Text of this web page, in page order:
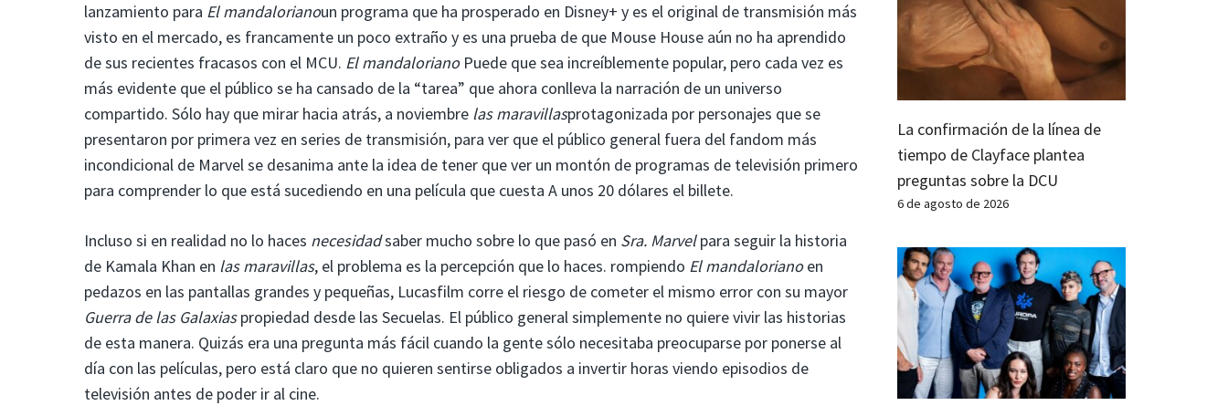
lanzamiento para El mandalorianoun programa que ha prosperado en Disney+ y es el original de transmisión más
visto en el mercado, es francamente un poco extraño y es una prueba de que Mouse House aún no ha aprendido
de sus recientes fracasos con el MCU. El mandalorianoPuede que sea increíblemente popular, pero cada vez es
más evidente que el público se ha cansado de la “tarea” que ahora conlleva la narración de un universo
compartido. Sólo hay que mirar hacia atrás, a noviembre las maravillasprotagonizada por personajes que se
presentaron por primera vez en series de transmisión, para ver que el público general fuera del fandom más
incondicional de Marvel se desanima ante la idea de tener que ver un montón de programas de televisión primero
para comprender lo que está sucediendo en una película que cuesta A unos 20 dólares el billete.
Incluso si en realidad no lo haces necesidadsaber mucho sobre lo que pasó en Sra. Marvelpara seguir la historia
de Kamala Khan en las maravillas, el problema es la percepción que lo haces. rompiendo El mandalorianoen
pedazos en las pantallas grandes y pequeñas, Lucasfilm corre el riesgo de cometer el mismo error con su mayor
Guerra de las Galaxiaspropiedad desde las Secuelas. El público general simplemente no quiere vivir las historias
de esta manera. Quizás era una pregunta más fácil cuando la gente sólo necesitaba preocuparse por ponerse al
día con las películas, pero está claro que no quieren sentirse obligados a invertir horas viendo episodios de
televisión antes de poder ir al cine.
La confirmación de la línea de
tiempo de Clayface plantea
preguntas sobre la DCU
6 de agosto de 2026